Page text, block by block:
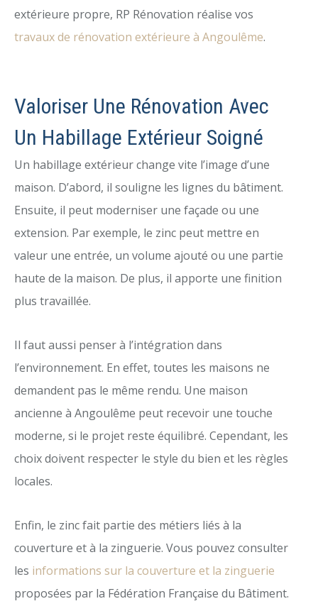
extérieure propre, RP Rénovation réalise vos
travaux de rénovation extérieure à Angoulême.
Valoriser Une Rénovation Avec
Un Habillage Extérieur Soigné
Un habillage extérieur change vite l’image d’une
maison. D’abord, il souligne les lignes du bâtiment.
Ensuite, il peut moderniser une façade ou une
extension. Par exemple, le zinc peut mettre en
valeur une entrée, un volume ajouté ou une partie
haute de la maison. De plus, il apporte une finition
plus travaillée.
Il faut aussi penser à l’intégration dans
l’environnement. En effet, toutes les maisons ne
demandent pas le même rendu. Une maison
ancienne à Angoulême peut recevoir une touche
moderne, si le projet reste équilibré. Cependant, les
choix doivent respecter le style du bien et les règles
locales.
Enfin, le zinc fait partie des métiers liés à la
couverture et à la zinguerie. Vous pouvez consulter
les informations sur la couverture et la zinguerie
proposées par la Fédération Française du Bâtiment.